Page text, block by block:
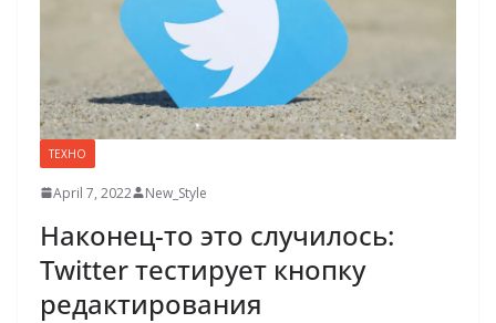
ТЕХНО
April 7, 2022 New_Style
Наконец-то это случилось:
Twitter тестирует кнопку
редактирования